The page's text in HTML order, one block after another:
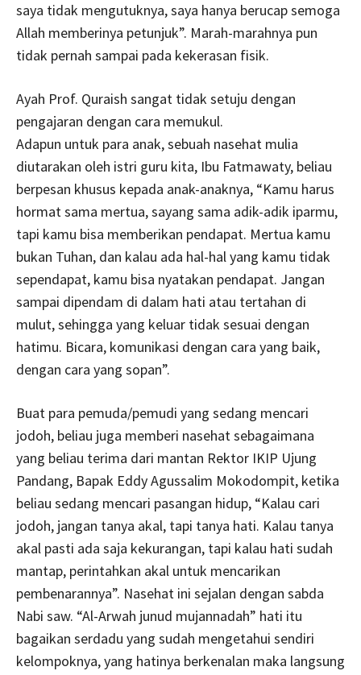
saya tidak mengutuknya, saya hanya berucap semoga
Allah memberinya petunjuk”. Marah-marahnya pun
tidak pernah sampai pada kekerasan fisik.
Ayah Prof. Quraish sangat tidak setuju dengan
pengajaran dengan cara memukul.
Adapun untuk para anak, sebuah nasehat mulia
diutarakan oleh istri guru kita, Ibu Fatmawaty, beliau
berpesan khusus kepada anak-anaknya, “Kamu harus
hormat sama mertua, sayang sama adik-adik iparmu,
tapi kamu bisa memberikan pendapat. Mertua kamu
bukan Tuhan, dan kalau ada hal-hal yang kamu tidak
sependapat, kamu bisa nyatakan pendapat. Jangan
sampai dipendam di dalam hati atau tertahan di
mulut, sehingga yang keluar tidak sesuai dengan
hatimu. Bicara, komunikasi dengan cara yang baik,
dengan cara yang sopan”.
Buat para pemuda/pemudi yang sedang mencari
jodoh, beliau juga memberi nasehat sebagaimana
yang beliau terima dari mantan Rektor IKIP Ujung
Pandang, Bapak Eddy Agussalim Mokodompit, ketika
beliau sedang mencari pasangan hidup, “Kalau cari
jodoh, jangan tanya akal, tapi tanya hati. Kalau tanya
akal pasti ada saja kekurangan, tapi kalau hati sudah
mantap, perintahkan akal untuk mencarikan
pembenarannya”. Nasehat ini sejalan dengan sabda
Nabi saw. “Al-Arwah junud mujannadah” hati itu
bagaikan serdadu yang sudah mengetahui sendiri
kelompoknya, yang hatinya berkenalan maka langsung